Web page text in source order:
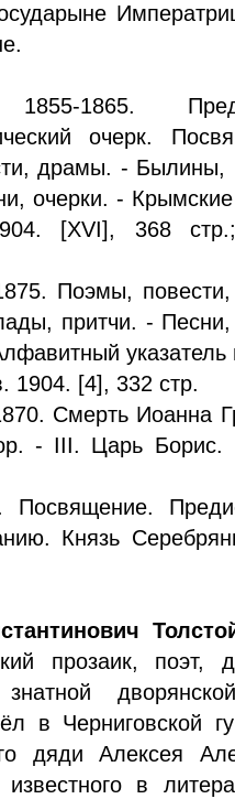
1865.
очерк.
драмы. - Былины,
очерки. -
[XVI], 368
Поэмы,
притчи. - Песни,
указатель
1904. [4], 332 стр.
Смерть Иоанна
- III. Царь Борис.
Посвящение.
Князь
прозаик, поэт,
в Черниговской
дяди Алексея
в